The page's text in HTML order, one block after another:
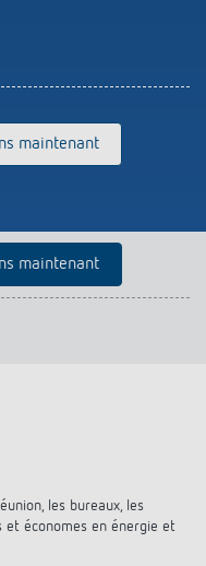
de Theben
maintenant
maintenant
les bureaux, les
et économes en énergie et